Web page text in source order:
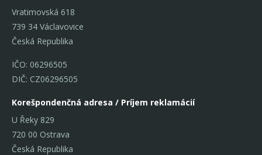
Vratimovská 618
739 34 Václavovice
Česká Republika
IČO: 06296505
DIČ: CZ06296505
Korešpondenčná adresa / Príjem reklamácií
U Řeky 829
720 00 Ostrava
Česká Republika